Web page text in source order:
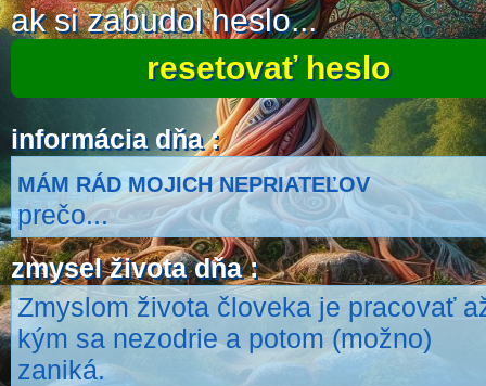
ak si zabudol heslo...
resetovať heslo
informácia dňa :
MÁM RÁD MOJICH NEPRIATEĽOV
prečo...
zmysel života dňa :
Zmyslom života človeka je pracovať
kým sa nezodrie a potom (možno)
zaniká.